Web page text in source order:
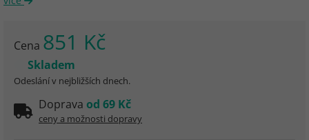
Cena 851 Kč
Skladem
Odeslání v nejbližších dnech.
Doprava od 69 Kč
ceny a možnosti dopravy